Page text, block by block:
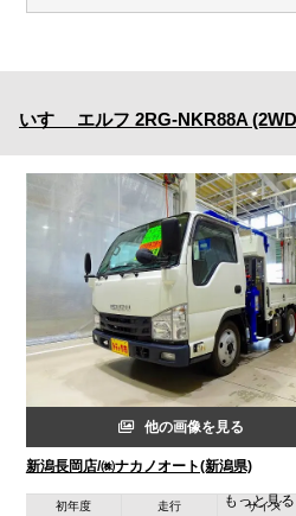
いすゞ エルフ 2RG-NKR88A
他の画像を見る
新潟長岡店/㈱ナカノオート(新潟県)
初年度 走行 サイズ
もっと見る